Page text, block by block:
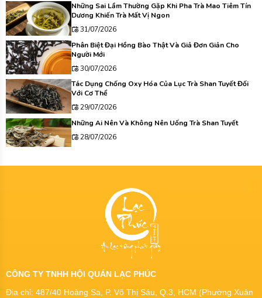
Những Sai Lầm Thường Gặp Khi Pha Trà Mao Tiêm Tín
Dương Khiến Trà Mất Vị Ngon
31/07/2026
Phân Biệt Đại Hồng Bào Thật Và Giả Đơn Giản Cho
Người Mới
30/07/2026
Tác Dụng Chống Oxy Hóa Của Lục Trà Shan Tuyết Đối
Với Cơ Thể
29/07/2026
Những Ai Nên Và Không Nên Uống Trà Shan Tuyết
28/07/2026
CÔNG TY TNHH HỘI QUÁN LẠC PHÚC
Địa chỉ: 487/40 Hoàng Sa, P. Võ Thị Sáu, Q.3, HCM (Phường Xuân